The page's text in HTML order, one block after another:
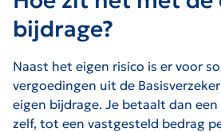
bijdrage?
Naast het eigen risico is er voor
vergoedingen uit de
eigen bijdrage. Je betaalt dan
zelf, tot een vastgesteld bedrag